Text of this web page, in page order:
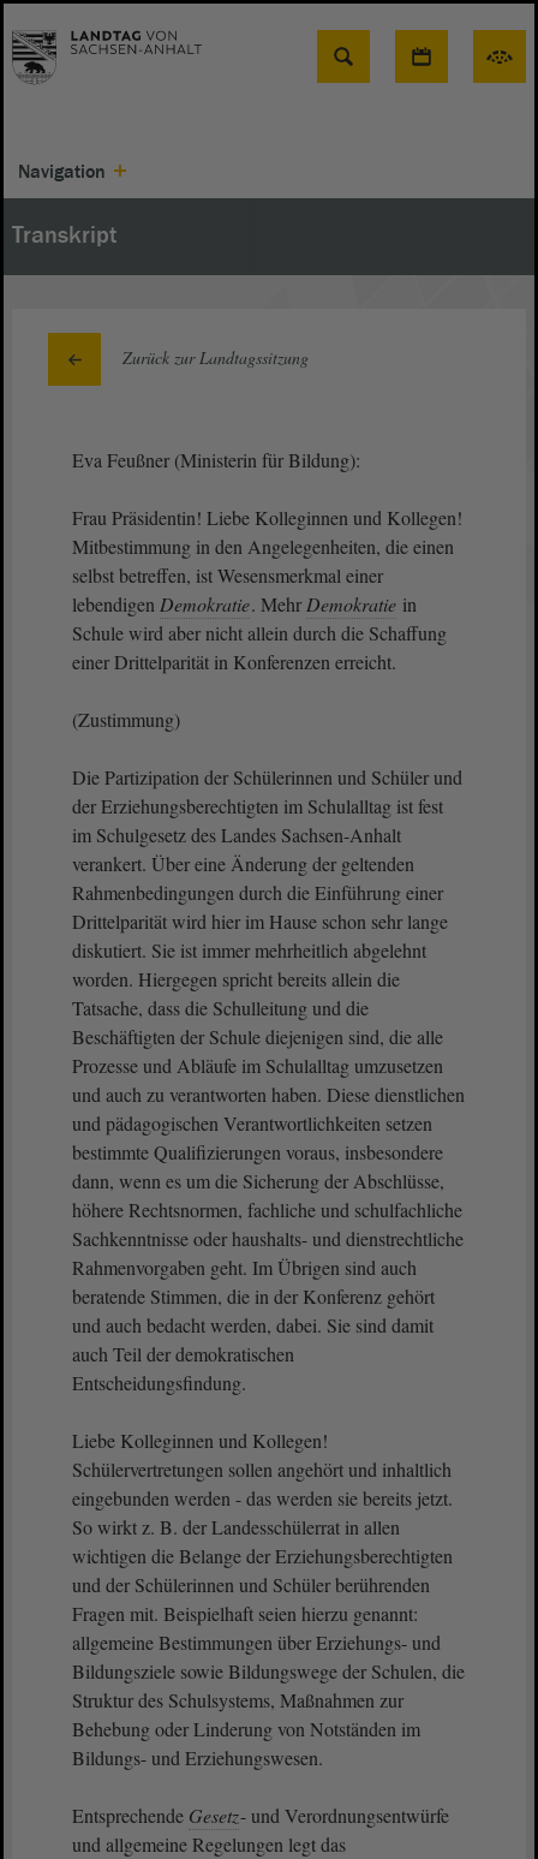
Suche
Navigation
Transkript
Zurück zur Landtagssitzung
Eva Feußner (Ministerin für Bildung):
Frau Präsidentin! Liebe Kolleginnen und Kollegen!
Mitbestimmung in den Angelegenheiten, die einen
selbst betreffen, ist Wesensmerkmal einer
lebendigen Demokratie. Mehr Demokratie in
Schule wird aber nicht allein durch die Schaffung
einer Drittelparität in Konferenzen erreicht.
(Zustimmung)
Die Partizipation der Schülerinnen und Schüler und
der Erziehungsberechtigten im Schulalltag ist fest
im Schulgesetz des Landes Sachsen-Anhalt
verankert. Über eine Änderung der geltenden
Rahmenbedingungen durch die Einführung einer
Drittelparität wird hier im Hause schon sehr lange
diskutiert. Sie ist immer mehrheitlich abgelehnt
worden. Hiergegen spricht bereits allein die
Tatsache, dass die Schulleitung und die
Beschäftigten der Schule diejenigen sind, die alle
Prozesse und Abläufe im Schulalltag umzusetzen
und auch zu verantworten haben. Diese dienstlichen
und pädagogischen Verantwortlichkeiten setzen
bestimmte Qualifizierungen voraus, insbesondere
dann, wenn es um die Sicherung der Abschlüsse,
höhere Rechtsnormen, fachliche und schulfachliche
Sachkenntnisse oder haushalts- und dienstrechtliche
Rahmenvorgaben geht. Im Übrigen sind auch
beratende Stimmen, die in der Konferenz gehört
und auch bedacht werden, dabei. Sie sind damit
auch Teil der demokratischen
Entscheidungsfindung.
Liebe Kolleginnen und Kollegen!
Schülervertretungen sollen angehört und inhaltlich
eingebunden werden - das werden sie bereits jetzt.
So wirkt z. B. der Landesschülerrat in allen
wichtigen die Belange der Erziehungsberechtigten
und der Schülerinnen und Schüler berührenden
Fragen mit. Beispielhaft seien hierzu genannt:
allgemeine Bestimmungen über Erziehungs- und
Bildungsziele sowie Bildungswege der Schulen, die
Struktur des Schulsystems, Maßnahmen zur
Behebung oder Linderung von Notständen im
Bildungs- und Erziehungswesen.
Entsprechende Gesetz- und Verordnungsentwürfe
und allgemeine Regelungen legt das